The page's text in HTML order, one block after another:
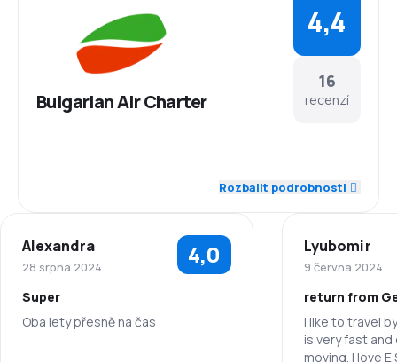
Bulgarian Air Charter
16
recenzí
4,4
Síť spojení 4,7
Ceny letenek 3,9
4,4
Rozbalit podrobnosti
Alexandra
28 srpna 2024 4,0
Super
Oba lety přesně na čas
Lyubomir
9 června 2024
return from
I like to travel
is very fast
moving. I love E SKAY , EXCELENT